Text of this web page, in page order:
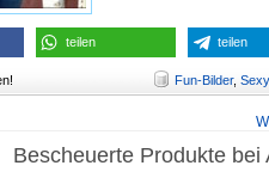
teilen teilen
Fun-Bilder, Sexy
Bescheuerte Produkte bei